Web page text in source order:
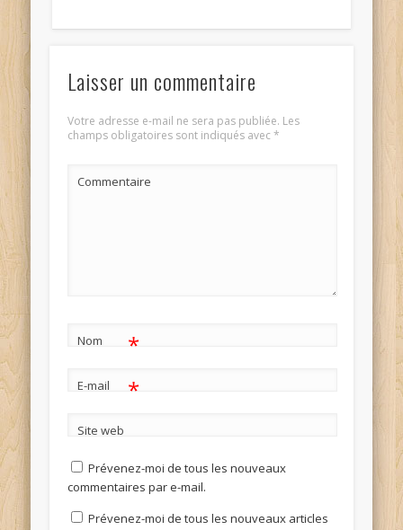
Laisser un commentaire
Votre adresse e-mail ne sera pas publiée. Les
champs obligatoires sont indiqués avec*
Commentaire
Nom *
E-mail *
Site web
Prévenez-moi de tous les nouveaux
commentaires par e-mail.
Prévenez-moi de tous les nouveaux articles